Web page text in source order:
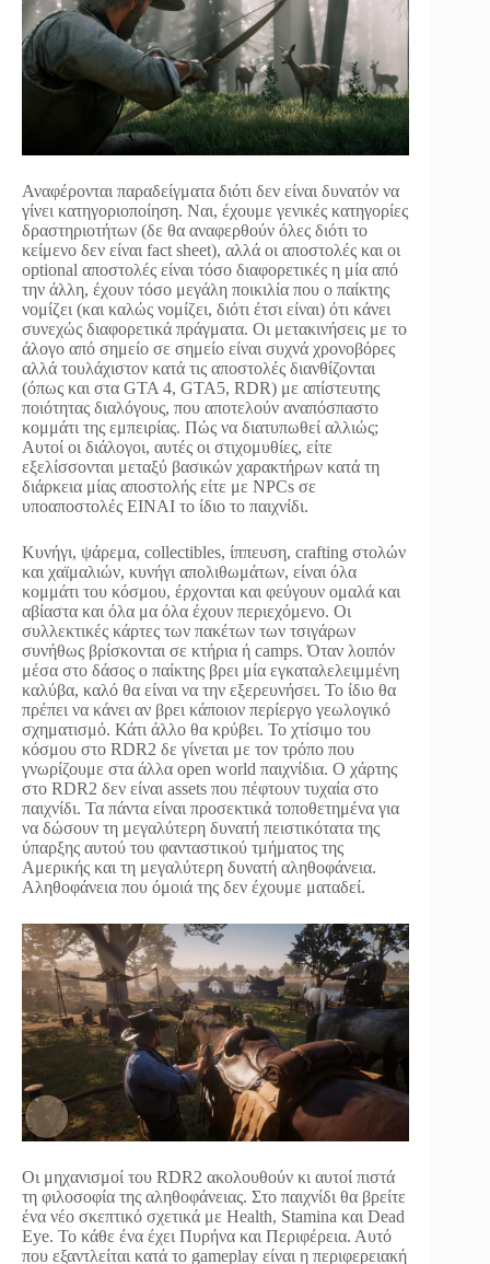
Αναφέρονται παραδείγματα διότι δεν είναι δυνατόν να
γίνει κατηγοριοποίηση. Ναι, έχουμε γενικές κατηγορίες
δραστηριοτήτων (δε θα αναφερθούν όλες διότι το
κείμενο δεν είναι fact sheet), αλλά οι αποστολές και οι
optional αποστολές είναι τόσο διαφορετικές η μία από
την άλλη, έχουν τόσο μεγάλη ποικιλία που ο παίκτης
νομίζει (και καλώς νομίζει, διότι έτσι είναι) ότι κάνει
συνεχώς διαφορετικά πράγματα. Οι μετακινήσεις με το
άλογο από σημείο σε σημείο είναι συχνά χρονοβόρες
αλλά τουλάχιστον κατά τις αποστολές διανθίζονται
(όπως και στα GTA 4, GTA5, RDR) με απίστευτης
ποιότητας διαλόγους, που αποτελούν αναπόσπαστο
κομμάτι της εμπειρίας. Πώς να διατυπωθεί αλλιώς;
Αυτοί οι διάλογοι, αυτές οι στιχομυθίες, είτε
εξελίσσονται μεταξύ βασικών χαρακτήρων κατά τη
διάρκεια μίας αποστολής είτε με NPCs σε
υποαποστολές ΕΙΝΑΙ το ίδιο το παιχνίδι.
Κυνήγι, ψάρεμα, collectibles, ίππευση, crafting στολών
και χαϊμαλιών, κυνήγι απολιθωμάτων, είναι όλα
κομμάτι του κόσμου, έρχονται και φεύγουν ομαλά και
αβίαστα και όλα μα όλα έχουν περιεχόμενο. Οι
συλλεκτικές κάρτες των πακέτων των τσιγάρων
συνήθως βρίσκονται σε κτήρια ή camps. Όταν λοιπόν
μέσα στο δάσος ο παίκτης βρει μία εγκαταλελειμμένη
καλύβα, καλό θα είναι να την εξερευνήσει. Το ίδιο θα
πρέπει να κάνει αν βρει κάποιον περίεργο γεωλογικό
σχηματισμό. Κάτι άλλο θα κρύβει. Το χτίσιμο του
κόσμου στο RDR2 δε γίνεται με τον τρόπο που
γνωρίζουμε στα άλλα open world παιχνίδια. Ο χάρτης
στο RDR2 δεν είναι assets που πέφτουν τυχαία στο
παιχνίδι. Τα πάντα είναι προσεκτικά τοποθετημένα για
να δώσουν τη μεγαλύτερη δυνατή πειστικότατα της
ύπαρξης αυτού του φανταστικού τμήματος της
Αμερικής και τη μεγαλύτερη δυνατή αληθοφάνεια.
Αληθοφάνεια που όμοιά της δεν έχουμε ματαδεί.
Οι μηχανισμοί του RDR2 ακολουθούν κι αυτοί πιστά
τη φιλοσοφία της αληθοφάνειας. Στο παιχνίδι θα βρείτε
ένα νέο σκεπτικό σχετικά με Health, Stamina και Dead
Eye. To κάθε ένα έχει Πυρήνα και Περιφέρεια. Αυτό
που εξαντλείται κατά το gameplay είναι η περιφερειακή